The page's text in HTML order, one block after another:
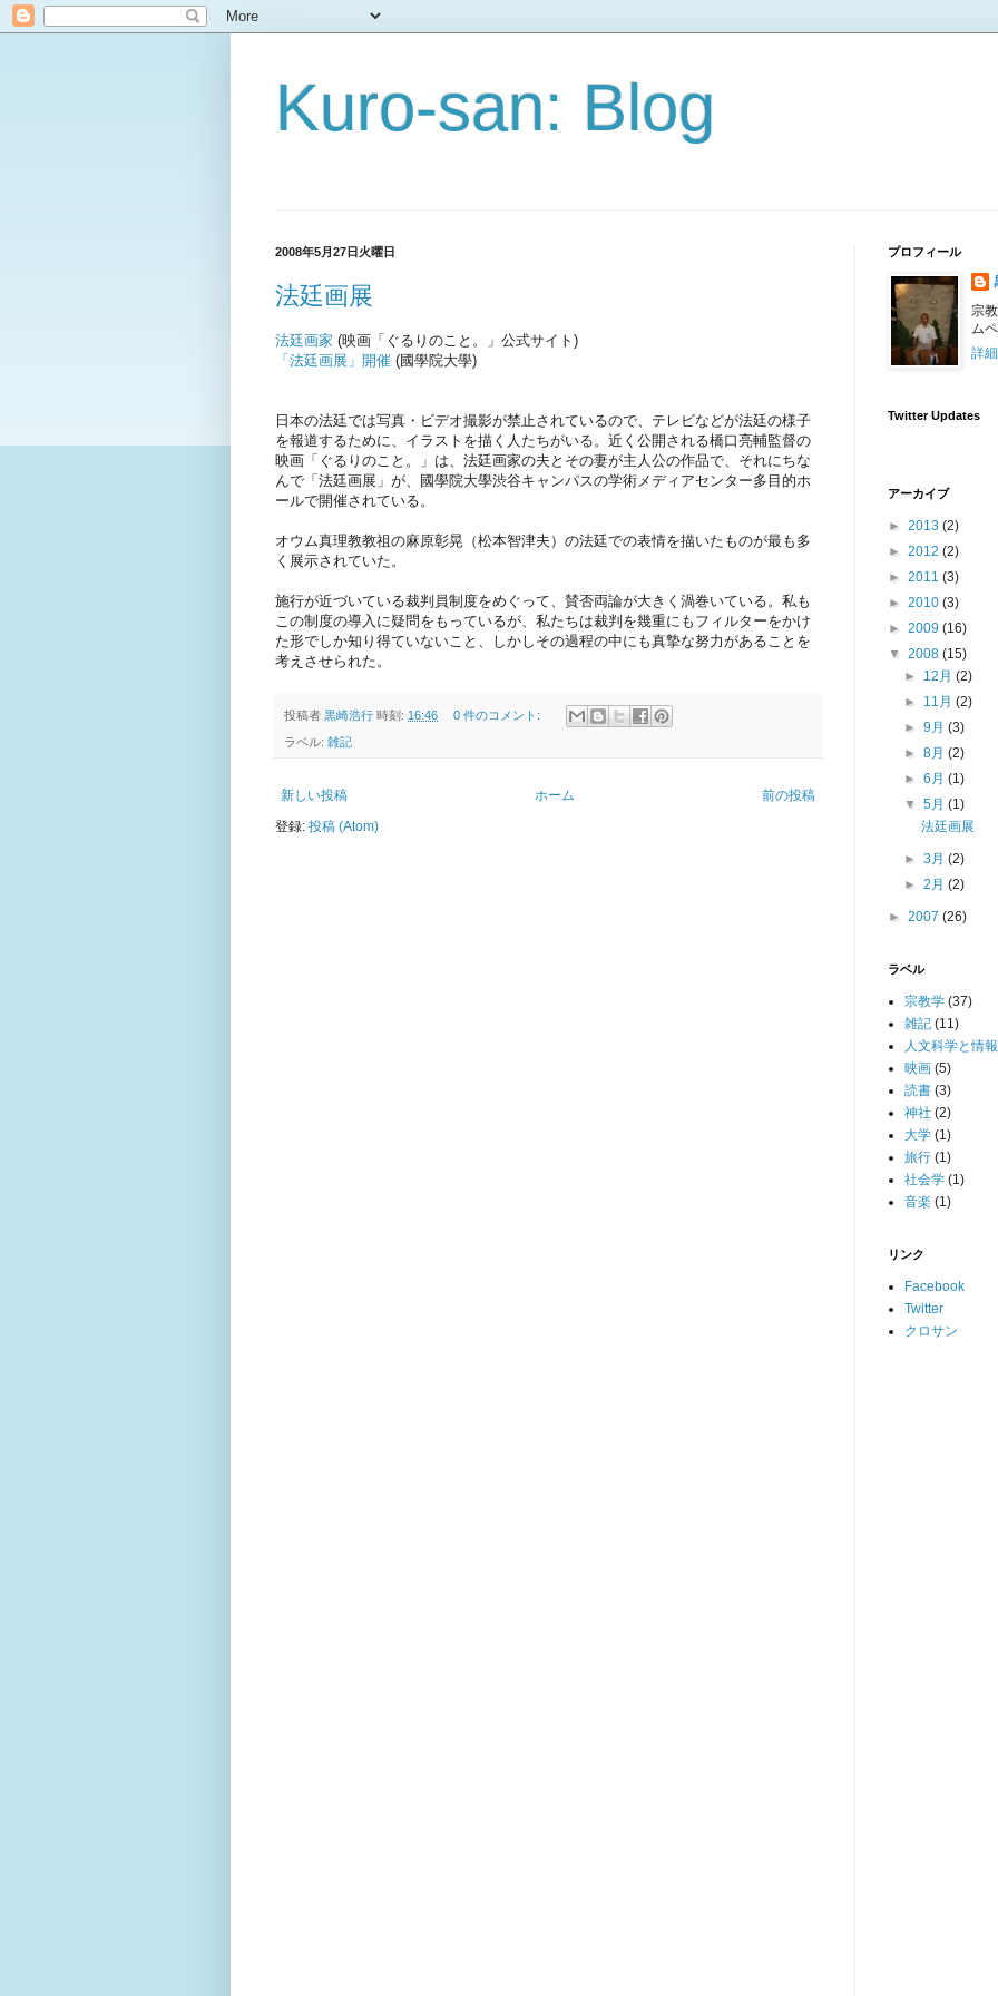
Kuro-san: Blog
2008年5月27日火曜日
法廷画展
法廷画家 (映画「ぐるりのこと。」公式サイト)
「法廷画展」開催 (國學院大學)
日本の法廷では写真・ビデオ撮影が禁止されているので、テレビなどが法廷の様子
を報道するために、イラストを描く人たちがいる。近く公開される橋口亮輔監督の
映画「ぐるりのこと。」は、法廷画家の夫とその妻が主人公の作品で、それにちな
んで「法廷画展」が、國學院大學渋谷キャンパスの学術メディアセンター多目的ホ
ールで開催されている。
オウム真理教教祖の麻原彰晃（松本智津夫）の法廷での表情を描いたものが最も多
く展示されていた。
施行が近づいている裁判員制度をめぐって、賛否両論が大きく渦巻いている。私も
この制度の導入に疑問をもっているが、私たちは裁判を幾重にもフィルターをかけ
た形でしか知り得ていないこと、しかしその過程の中にも真摯な努力があることを
考えさせられた。
投稿者 黒崎浩行 時刻: 16:46 0 件のコメント:
ラベル: 雑記
新しい投稿 前の投稿
ホーム
登録: 投稿 (Atom)
プロフィール
宗
ム
詳
Twitter Updates
アーカイブ
► 2013 (2)
► 2012 (2)
► 2011 (3)
► 2010 (3)
► 2009 (16)
▼ 2008 (15)
► 12月(2)
► 11月(2)
►9月(3)
►8月(2)
►6月(1)
▼5月(1)
法廷画展
►3月(2)
►2月(2)
► 2007 (26)
ラベル
宗教学 (37)
雑記 (11)
人文科学と情報
映画 (5)
読書 (3)
神社 (2)
大学 (1)
旅行 (1)
社会学 (1)
音楽 (1)
リンク
Facebook
Twitter
クロサン